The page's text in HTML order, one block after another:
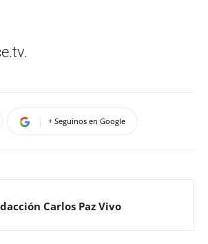
+ Seguinos en Google
Carlos Paz Vivo